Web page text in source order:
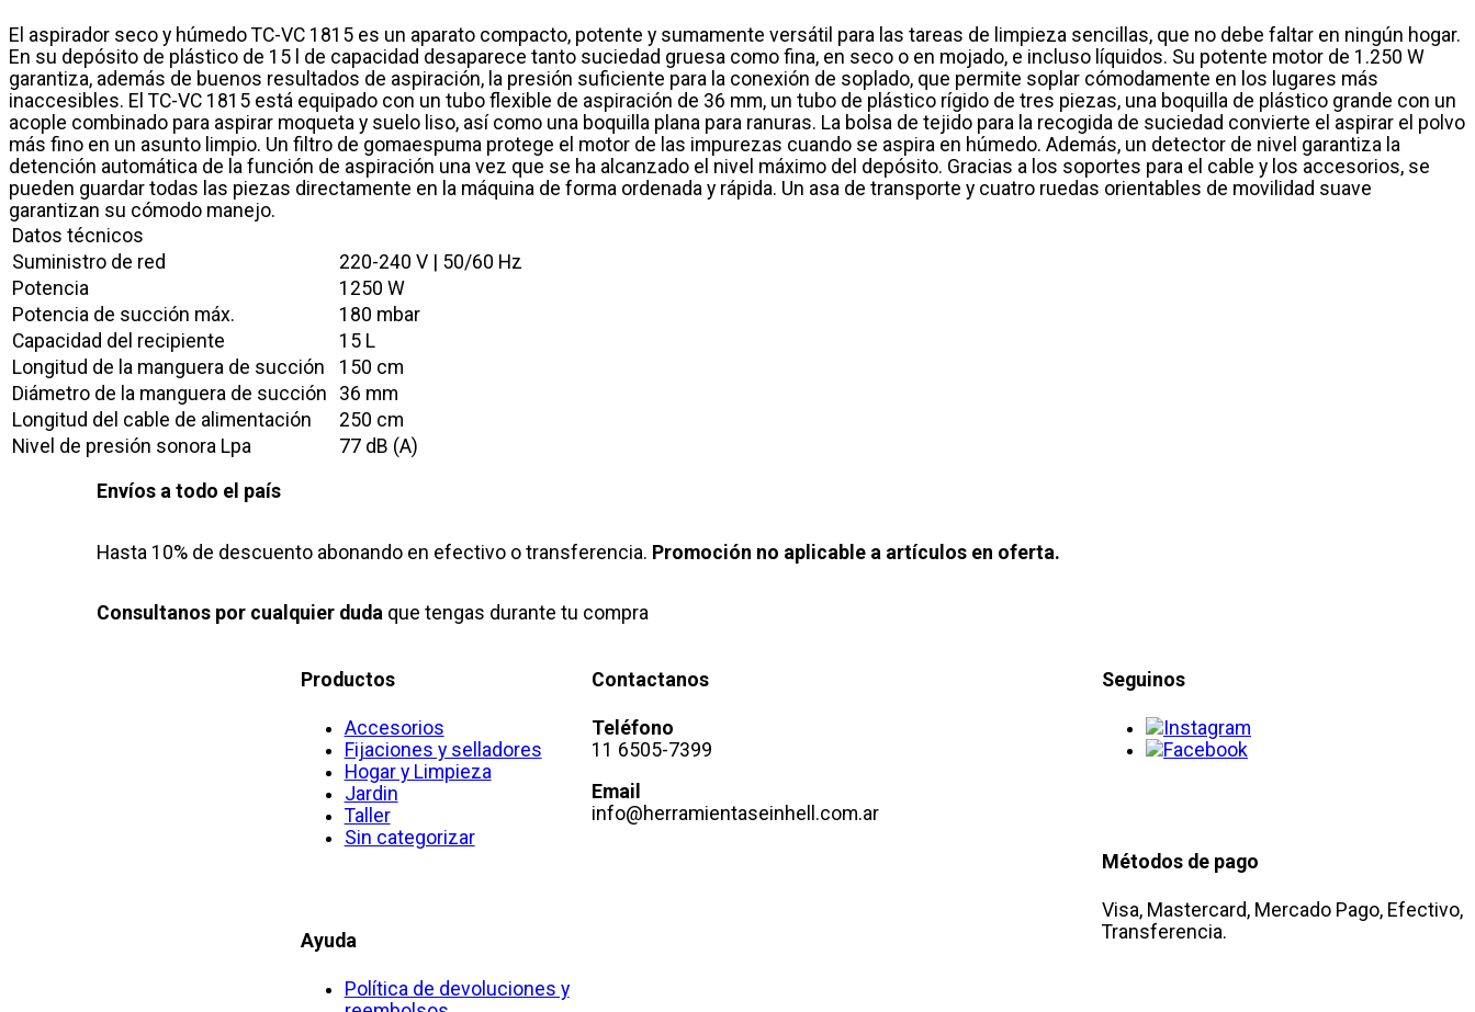
El aspirador seco y húmedo TC-VC 1815 es un aparato compacto, potente y sumamente versátil para las tareas de limpieza sencillas, que no debe faltar en ningún hogar.
En su depósito de plástico de 15 l de capacidad desaparece tanto suciedad gruesa como fina, en seco o en mojado, e incluso líquidos. Su potente motor de 1.250 W
garantiza, además de buenos resultados de aspiración, la presión suficiente para la conexión de soplado, que permite soplar cómodamente en los lugares más
inaccesibles. El TC-VC 1815 está equipado con un tubo flexible de aspiración de 36 mm, un tubo de plástico rígido de tres piezas, una boquilla de plástico grande con un
acople combinado para aspirar moqueta y suelo liso, así como una boquilla plana para ranuras. La bolsa de tejido para la recogida de suciedad convierte el aspirar el polvo
más fino en un asunto limpio. Un filtro de gomaespuma protege el motor de las impurezas cuando se aspira en húmedo. Además, un detector de nivel garantiza la
detención automática de la función de aspiración una vez que se ha alcanzado el nivel máximo del depósito. Gracias a los soportes para el cable y los accesorios, se
pueden guardar todas las piezas directamente en la máquina de forma ordenada y rápida. Un asa de transporte y cuatro ruedas orientables de movilidad suave
garantizan su cómodo manejo.
Datos técnicos
Suministro de red
220-240 V | 50/60 Hz
Potencia
1250 W
Potencia de succión máx.
180 mbar
Capacidad del recipiente
15 L
Longitud de la manguera de succión
150 cm
Diámetro de la manguera de succión
36 mm
Longitud del cable de alimentación
250 cm
Nivel de presión sonora Lpa
77 dB (A)
Envíos a todo el país
Hasta 10% de descuento abonando en efectivo o transferencia. Promoción no aplicable a artículos en oferta.
Consultanos por cualquier duda que tengas durante tu compra
Productos
Accesorios
Fijaciones y selladores
Hogar y Limpieza
Jardin
Taller
Sin categorizar
Ayuda
Política de devoluciones y
Contactanos
Teléfono
11 6505-7399
Email
info@herramientaseinhell.com.ar
Seguinos
Métodos de pago
Visa, Mastercard, Mercado Pago, Efectivo,
Transferencia.